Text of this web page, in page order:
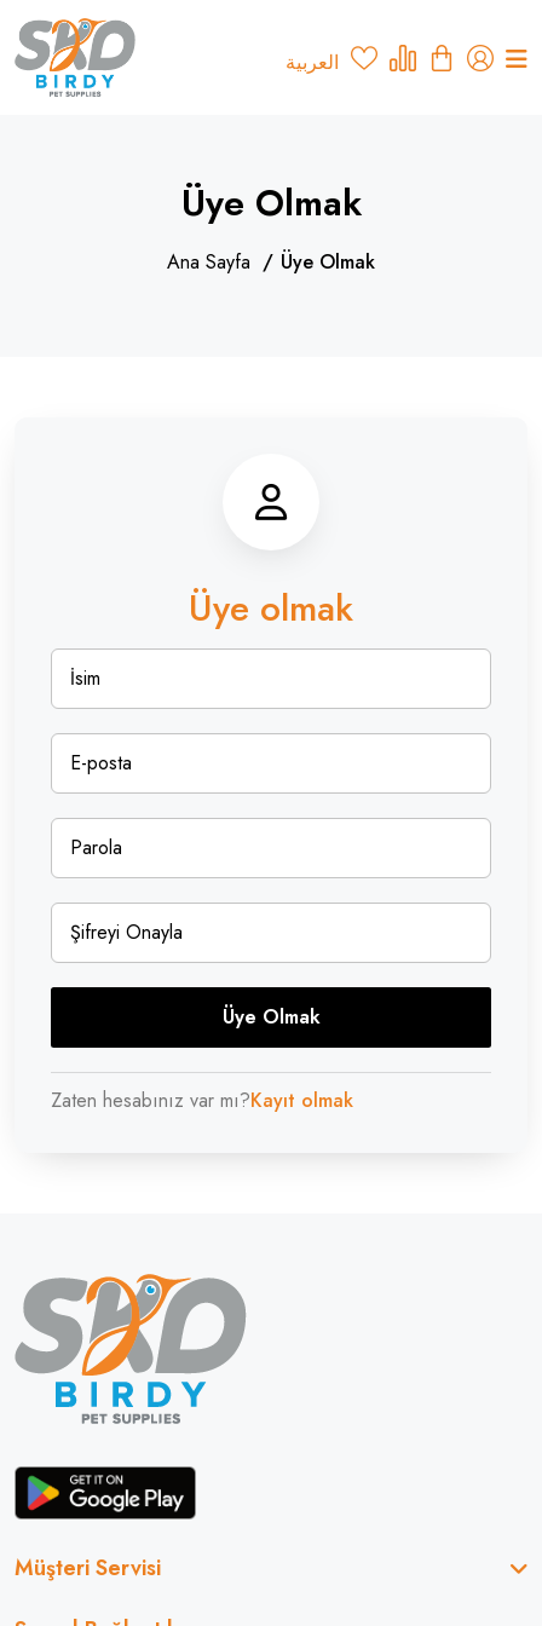
العربية
Üye Olmak
Ana Sayfa Üye Olmak
Üye olmak
Üye Olmak
Zaten hesabınız var mı?Kayıt olmak
Müşteri Servisi